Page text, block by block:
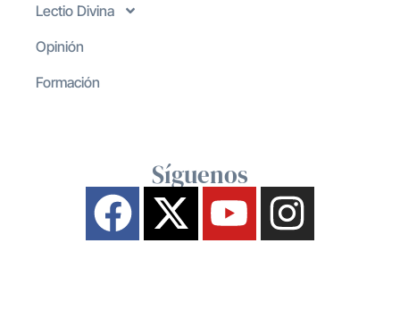
Lectio Divina
Opinión
Formación
Síguenos